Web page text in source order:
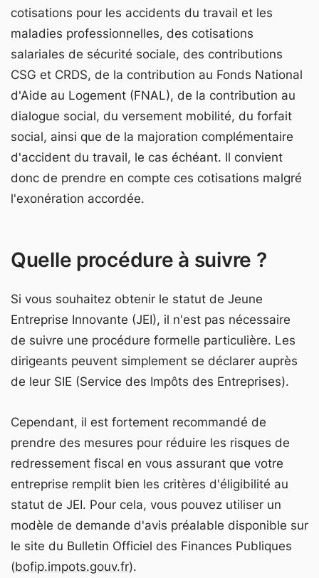
cotisations pour les accidents du travail et les
maladies professionnelles, des cotisations
salariales de sécurité sociale, des contributions
CSG et CRDS, de la contribution au Fonds National
d'Aide au Logement (FNAL), de la contribution au
dialogue social, du versement mobilité, du forfait
social, ainsi que de la majoration complémentaire
d'accident du travail, le cas échéant. Il convient
donc de prendre en compte ces cotisations malgré
l'exonération accordée.
Quelle procédure à suivre ?
Si vous souhaitez obtenir le statut de Jeune
Entreprise Innovante (JEI), il n'est pas nécessaire
de suivre une procédure formelle particulière. Les
dirigeants peuvent simplement se déclarer auprès
de leur SIE (Service des Impôts des Entreprises).
Cependant, il est fortement recommandé de
prendre des mesures pour réduire les risques de
redressement fiscal en vous assurant que votre
entreprise remplit bien les critères d'éligibilité au
statut de JEI. Pour cela, vous pouvez utiliser un
modèle de demande d'avis préalable disponible sur
le site du Bulletin Officiel des Finances Publiques
(bofip.impots.gouv.fr).